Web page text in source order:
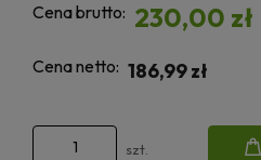
Cena brutto: 230,00 zł
Cena netto: 186,99 zł
szt.